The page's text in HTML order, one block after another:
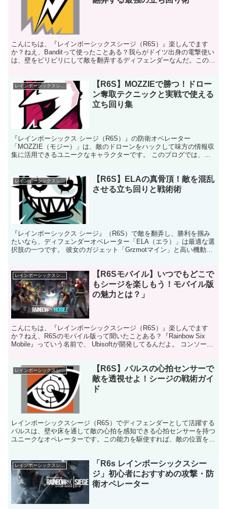
こんにちは、『レインボーシックスシージ（R6S）』楽しんでます
か？ねえ、Banditって使ったことある？我らがドイツ出身の電撃使い
は、壁をビリビリにして敵を翻弄するディフェンダーなんだ。この記
レインボーシックスシージ
【R6S】MOZZIEで勝つ！ドロー
ン奪取テクニックと実戦で使える
立ち回り集
『レインボーシックス シージ（R6S）』の防衛オペレーター
「MOZZIE（モジー）」は、敵のドローンをハックして味方の情報収
集に活用できるユニークなキャラクターです。 このブログでは、
レインボーシックスシージ
【R6S】ELAの真骨頂！敵を混乱
させる立ち回りと戦術術
『レインボーシックス シージ』（R6S）で敵を翻弄し、勝利を掴み
たいなら、ディフェンダーオペレーター「ELA（エラ）」は最適な選
択肢の一つです。 彼女のガジェット「Grzmotマイン」と高い機動力
レインボーシックスシージ
【R6Sモバイル】いつでもどこで
もシージを楽しもう！モバイル版
の魅力とは？」
こんにちは、『レインボーシックスシージ（R6S）』楽しんでます
か？ねえ、R6Sのモバイル版って聞いたことある？『Rainbow Six
Mobile』っていう名前で、 Ubisoftが開発してるんだよ。 コンソール
レインボーシックスシージ
【R6S】パルスの心拍センサーで
敵を透視せよ！シージの戦術ガイ
ド
レインボーシックスシージ（R6S）でディフェンダーとして活躍する
パルスは、壁や床を通して敵の心拍を感知できる心拍センサーを持つ
ユニークなオペレーターです。この能力を駆使すれば、敵の位置を正
「R6s レインボーシックスシー
ジ」初心者におすすめの攻撃・防
衛オペレーター